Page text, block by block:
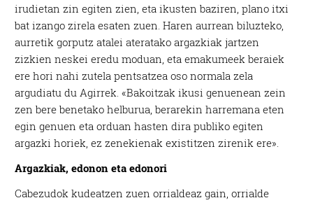
irudietan zin egiten zien, eta ikusten baziren, plano itxi
bat izango zirela esaten zuen. Haren aurrean biluzteko,
aurretik gorputz atalei ateratako argazkiak jartzen
zizkien neskei eredu moduan, eta emakumeek beraiek
ere hori nahi zutela pentsatzea oso normala zela
argudiatu du Agirrek. «Bakoitzak ikusi genuenean zein
zen bere benetako helburua, berarekin harremana eten
egin genuen eta orduan hasten dira publiko egiten
argazki horiek, ez zenekienak existitzen zirenik ere».
Argazkiak, edonon eta edonori
Cabezudok kudeatzen zuen orrialdeaz gain, orrialde